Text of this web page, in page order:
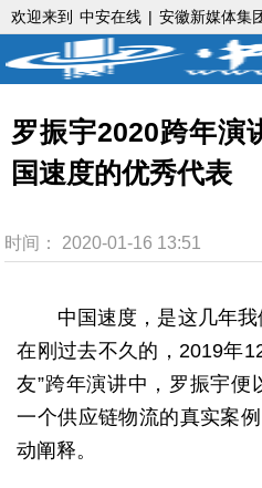
欢迎来到 中安在线 | 安徽新媒体集
罗振宇2020跨年演
国速度的优秀代表
时间： 2020-01-16 13:51
中国速度，是这几年我
在刚过去不久的，2019年
友”跨年演讲中，罗振宇便
一个供应链物流的真实案
动阐释。